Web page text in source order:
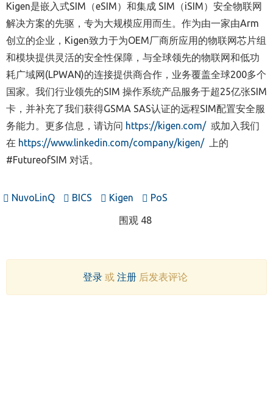
Kigen是嵌入式SIM（eSIM）和集成 SIM（iSIM）安全物联网
解决方案的先驱，专为大规模应用而生。作为由一家由Arm
创立的企业，Kigen致力于为OEM厂商所应用的物联网芯片组
和模块提供灵活的安全性保障，与全球领先的物联网和低功
耗广域网(LPWAN)的连接提供商合作，业务覆盖全球200多个
国家。我们行业领先的SIM 操作系统产品服务于超25亿张SIM
卡，并补充了我们获得GSMA SAS认证的远程SIM配置安全服
务能力。更多信息，请访问 https://kigen.com/ 或加入我们
在 https://www.linkedin.com/company/kigen/ 上的
#FutureofSIM 对话。
NuvoLinQ BICS Kigen PoS
围观 48
登录或 注册后发表评论